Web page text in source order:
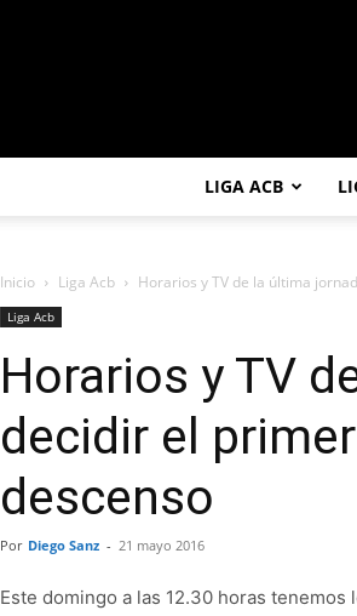
LIGA ACB
Inicio Liga Acb Horarios y TV de la última
Liga Acb
Horarios y TV
decidir el
descenso
Por Diego Sanz - 21 mayo 2016
Este domingo a las 12.30 horas